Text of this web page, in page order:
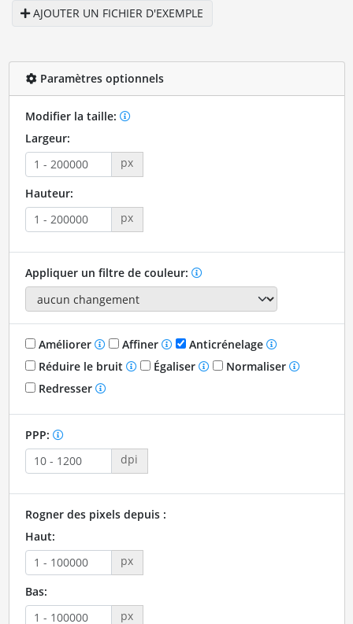
AJOUTER UN FICHIER D'EXEMPLE
Paramètres optionnels
Modifier la taille:
Largeur:
px
Hauteur:
px
Appliquer un filtre de couleur:
Améliorer Affiner
Anticrénelage
Réduire le bruit
Égaliser
Normaliser
Redresser
PPP:
dpi
Rogner des pixels depuis :
Haut:
px
Bas:
px